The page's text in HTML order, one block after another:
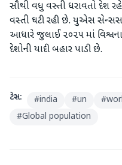
સૌથી વધુ વસ્‍તી ધરાવતો દેશ
વસ્‍તી ઘટી રહી છે. યુએસ સેન્‍સસ
આધારે જુલાઈ ૨૦૨૫ માં
દેશોની યાદી બહાર પાડી છે.
ટેગ્સ: #india #un #
#Global population